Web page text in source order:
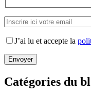
J’ai lu et accepte la
Catégories du